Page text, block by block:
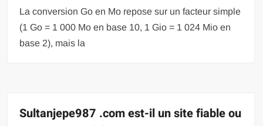
La conversion Go en Mo repose sur un facteur simple
(1 Go = 1 000 Mo en base 10, 1 Gio = 1 024 Mio en
base 2), mais la
Sultanjepe987 .com est-il un site fiable ou